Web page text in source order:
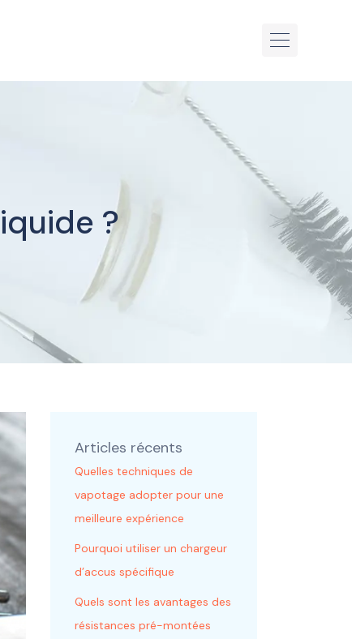
?
Articles récents
Quelles techniques de
vapotage adopter pour une
meilleure expérience
Pourquoi utiliser un chargeur
d’accus spécifique
Quels sont les avantages des
résistances pré-montées